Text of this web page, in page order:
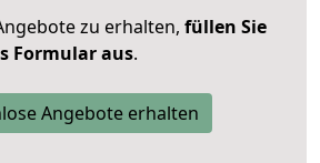
zu erhalten, füllen Sie
Formular aus.
Angebote erhalten